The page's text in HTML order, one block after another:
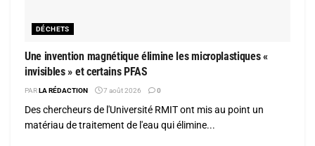
DÉCHETS
Une invention magnétique élimine les microplastiques «
invisibles » et certains PFAS
PARLA RÉDACTION 7 août 2026 0
Des chercheurs de l'Université RMIT ont mis au point un
matériau de traitement de l'eau qui élimine...